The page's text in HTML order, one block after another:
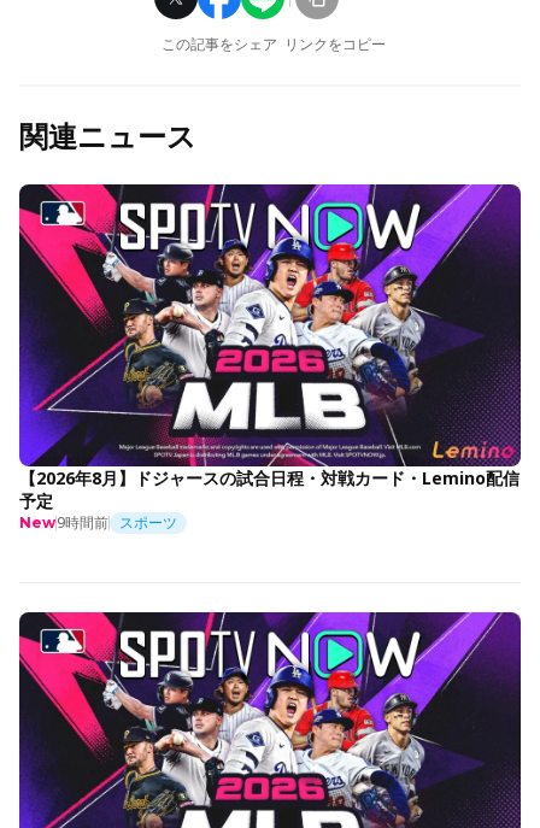
この記事をシェア リンクをコピー
関連ニュース
【2026年8月】ドジャースの試合日程・対戦カード・Lemino配信
予定
New9時間前 スポーツ